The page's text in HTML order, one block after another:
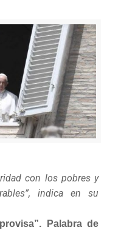
con los pobres y
indica en su
Palabra de